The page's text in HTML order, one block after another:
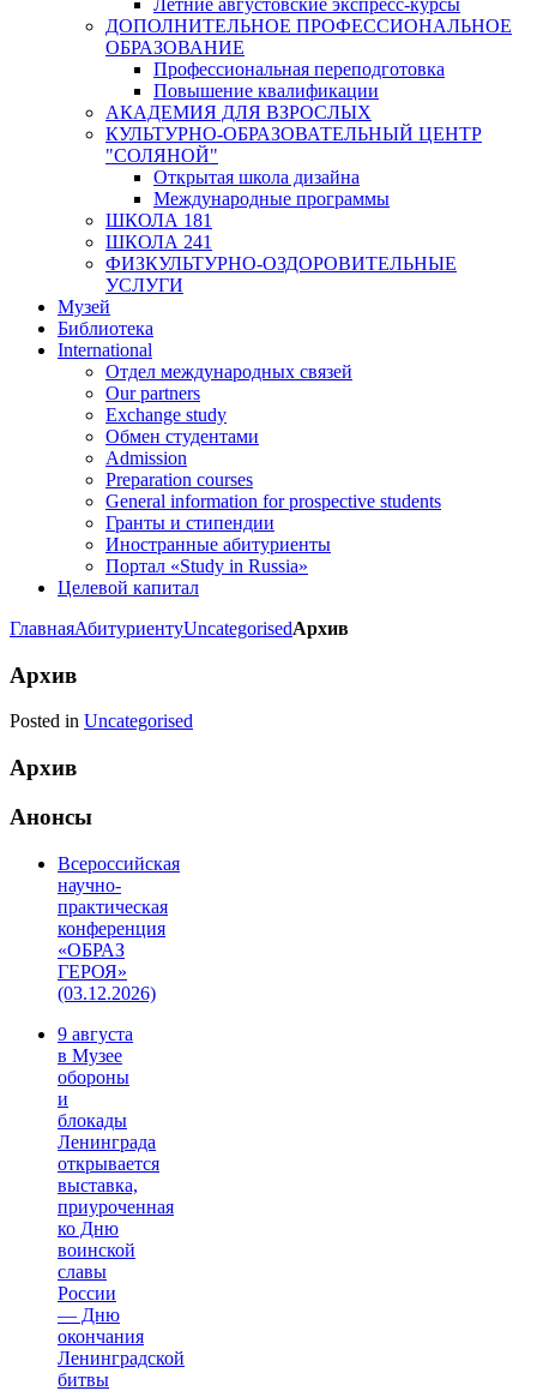
Летние августовские экспресс-курсы
ДОПОЛНИТЕЛЬНОЕ ПРОФЕССИОНАЛЬНОЕ
ОБРАЗОВАНИЕ
Профессиональная переподготовка
Повышение квалификации
АКАДЕМИЯ ДЛЯ ВЗРОСЛЫХ
КУЛЬТУРНО-ОБРАЗОВАТЕЛЬНЫЙ ЦЕНТР
"СОЛЯНОЙ"
Открытая школа дизайна
Международные программы
ШКОЛА 181
ШКОЛА 241
ФИЗКУЛЬТУРНО-ОЗДОРОВИТЕЛЬНЫЕ
УСЛУГИ
Музей
Библиотека
International
Отдел международных связей
Our partners
Exchange study
Обмен студентами
Admission
Preparation courses
General information for prospective students
Гранты и стипендии
Иностранные абитуриенты
Портал «Study in Russia»
Целевой капитал
ГлавнаяАбитуриентуUncategorisedАрхив
Архив
Posted in Uncategorised
Архив
Анонсы
Всероссийская
научно-
практическая
конференция
«ОБРАЗ
ГЕРОЯ»
(03.12.2026)
9 августа
в Музее
обороны
и
блокады
Ленинграда
открывается
выставка,
приуроченная
ко Дню
воинской
славы
России
— Дню
окончания
Ленинградской
битвы